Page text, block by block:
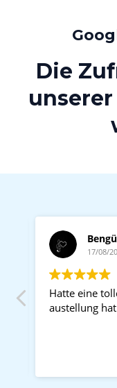
Die
17/08/
Hatte eine
austellung